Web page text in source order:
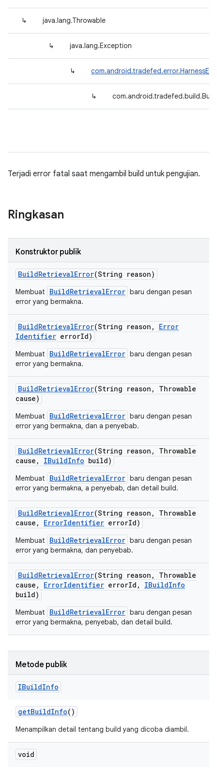
↳ java.lang.Throwable
↳ java.lang.Exception
↳
↳
Terjadi error fatal saat mengambil build untuk pengujian.
Ringkasan
Konstruktor publik
BuildRetrievalError(String reason)
Membuat BuildRetrievalError baru dengan pesan
error yang bermakna.
BuildRetrievalError(String reason ,
Error
Identifier errorId)
Membuat BuildRetrievalError baru dengan pesan
error yang bermakna.
BuildRetrievalError(String reason ,
Throwable
cause)
Membuat BuildRetrievalError baru dengan pesan
error yang bermakna, dan a penyebab.
BuildRetrievalError(String reason ,
Throwable
cause , IBuildInfo build)
Membuat BuildRetrievalError baru dengan pesan
error yang bermakna, a penyebab, dan detail build.
BuildRetrievalError(String reason ,
Throwable
cause , ErrorIdentifier errorId)
Membuat BuildRetrievalError baru dengan pesan
error yang bermakna, dan penyebab.
BuildRetrievalError(String reason ,
Throwable
cause , ErrorIdentifier errorId , IBuildInfo
build)
Membuat BuildRetrievalError baru dengan pesan
error yang bermakna, penyebab, dan detail build.
Metode publik
IBuildInfo
getBuildInfo()
Menampilkan detail tentang build yang dicoba diambil.
void